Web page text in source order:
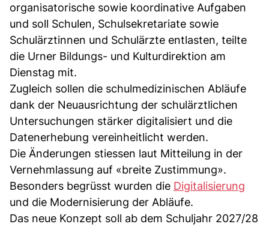
organisatorische sowie koordinative Aufgaben
und soll Schulen, Schulsekretariate sowie
Schulärztinnen und Schulärzte entlasten, teilte
die Urner Bildungs- und Kulturdirektion am
Dienstag mit.
Zugleich sollen die schulmedizinischen Abläufe
dank der Neuausrichtung der schulärztlichen
Untersuchungen stärker digitalisiert und die
Datenerhebung vereinheitlicht werden.
Die Änderungen stiessen laut Mitteilung in der
Vernehmlassung auf «breite Zustimmung».
Besonders begrüsst wurden die Digitalisierung
und die Modernisierung der Abläufe.
Das neue Konzept soll ab dem Schuljahr 2027/28